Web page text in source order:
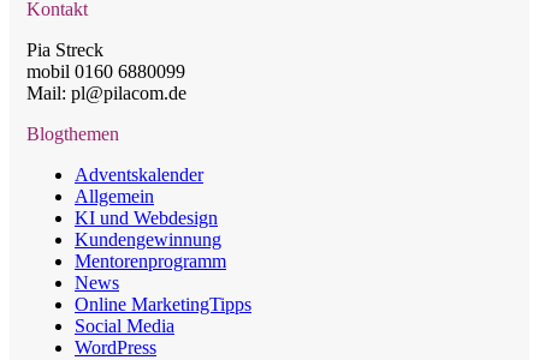
Kontakt
Pia Streck
mobil 0160 6880099
Mail: pl@pilacom.de
Blogthemen
Adventskalender
Allgemein
KI und Webdesign
Kundengewinnung
Mentorenprogramm
News
Online MarketingTipps
Social Media
WordPress